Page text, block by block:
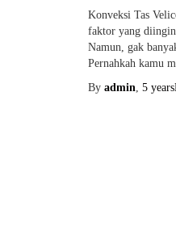
Konveksi Tas
faktor yang
Namun, gak
Pernahkah kamu
By admin, 5 years